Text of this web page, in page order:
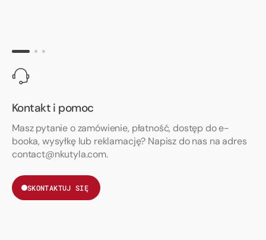
Kontakt i pomoc
Masz pytanie o zamówienie, płatność, dostęp do e-
booka, wysyłkę lub reklamację? Napisz do nas na adres
contact@nkutyla.com.
SKONTAKTUJ SIĘ